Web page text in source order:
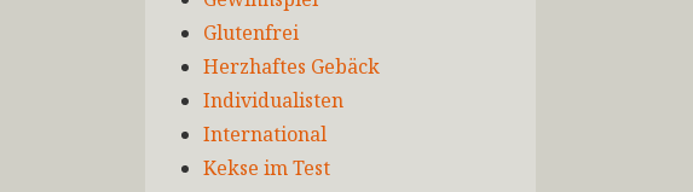
Glutenfrei
Herzhaftes Gebäck
Individualisten
International
Kekse im Test